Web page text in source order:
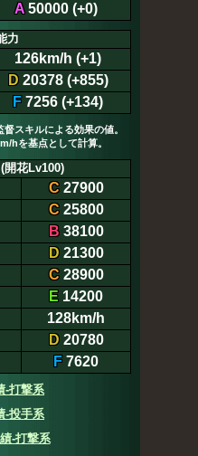
A50000 (+0)
力
126km/h (+1)
D20378 (+855)
F 7256 (+134)
スキルによる効果の値。
hを基点として計算。
開花Lv100)
C27900
C25800
B38100
D21300
C28900
E 14200
128km/h
D20780
F 7620
-打撃系
-投手系
-打撃系